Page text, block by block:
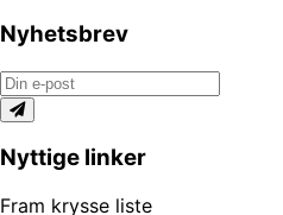
Nyhetsbrev
Nyttige linker
Fram krysse liste